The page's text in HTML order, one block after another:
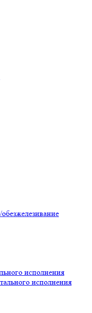
обезжелезивание
исполнения
исполнения